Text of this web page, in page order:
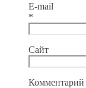
E-mail
*
Сайт
Комментарий